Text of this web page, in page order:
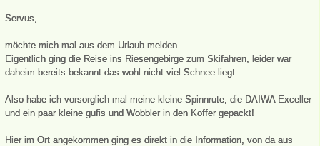
Servus,
möchte mich mal aus dem Urlaub melden.
Eigentlich ging die Reise ins Riesengebirge zum Skifahren, leider war
daheim bereits bekannt das wohl nicht viel Schnee liegt.
Also habe ich vorsorglich mal meine kleine Spinnrute, die DAIWA Exceller
und ein paar kleine gufis und Wobbler in den Koffer gepackt!
Hier im Ort angekommen ging es direkt in die Information, von da aus